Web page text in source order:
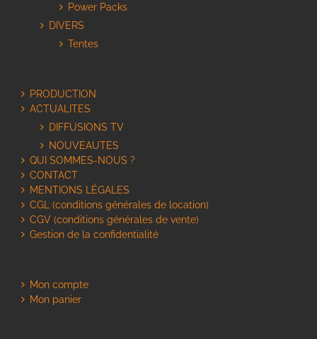
Power Packs
DIVERS
Tentes
PRODUCTION
ACTUALITES
DIFFUSIONS TV
NOUVEAUTES
QUI SOMMES-NOUS ?
CONTACT
MENTIONS LÉGALES
CGL (conditions générales de location)
CGV (conditions générales de vente)
Gestion de la confidentialité
Mon compte
Mon panier